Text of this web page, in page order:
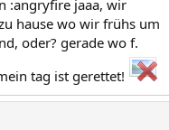
:angryfire jaaa, wir
hause wo wir frühs um
oder? gerade wo f.
tag ist gerettet!